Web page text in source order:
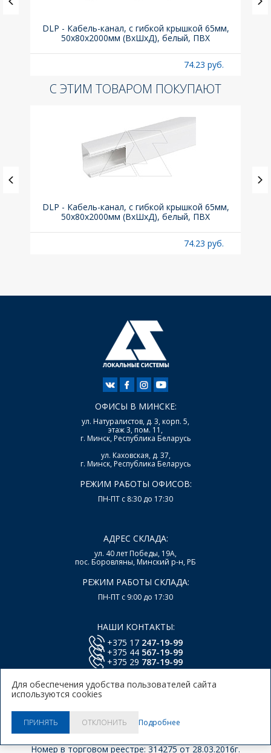
DLP - Кабель-канал, с гибкой крышкой 65мм,
50x80х2000мм (ВхШхД), белый, ПВХ
74.23 руб.
С ЭТИМ ТОВАРОМ ПОКУПАЮТ
DLP - Кабель-канал, с гибкой крышкой 65мм,
50x80х2000мм (ВхШхД), белый, ПВХ
74.23 руб.
ОФИСЫ В МИНСКЕ:
ул. Натуралистов, д. 3, корп. 5,
этаж 3, пом. 11,
г. Минск, Республика Беларусь
ул. Каховская, д. 37,
г. Минск, Республика Беларусь
РЕЖИМ РАБОТЫ ОФИСОВ:
ПН-ПТ с 8:30 до 17:30
АДРЕС СКЛАДА:
ул. 40 лет Победы, 19А,
пос. Боровляны, Минский р-н, РБ
РЕЖИМ РАБОТЫ СКЛАДА:
ПН-ПТ с 9:00 до 17:30
НАШИ КОНТАКТЫ:
+375 17 247-19-99
+375 44 567-19-99
+375 29 787-19-99
Политика использования
куки.
© 2026, ООО "Локальные системы"
Номер в торговом реестре: 314275 от 28.03.2016г.
Для обеспечения удобства пользователей сайта
используются cookies
ПРИНЯТЬ ОТКЛОНИТЬ Подробнее